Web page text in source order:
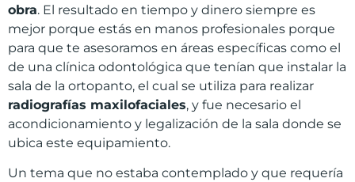
obra. El resultado en tiempo y dinero siempre es
mejor porque estás en manos profesionales porque
para que te asesoramos en áreas específicas como el
de una clínica odontológica que tenían que instalar la
sala de la ortopanto, el cual se utiliza para realizar
radiografías maxilofaciales, y fue necesario el
acondicionamiento y legalización de la sala donde se
ubica este equipamiento.
Un tema que no estaba contemplado y que requería